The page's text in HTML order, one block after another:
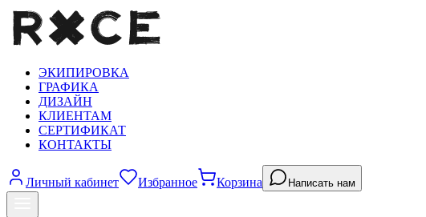
ЭКИПИРОВКА
ГРАФИКА
ДИЗАЙН
КЛИЕНТАМ
СЕРТИФИКАТ
КОНТАКТЫ
Личный кабинет Избранное Корзина Написать нам